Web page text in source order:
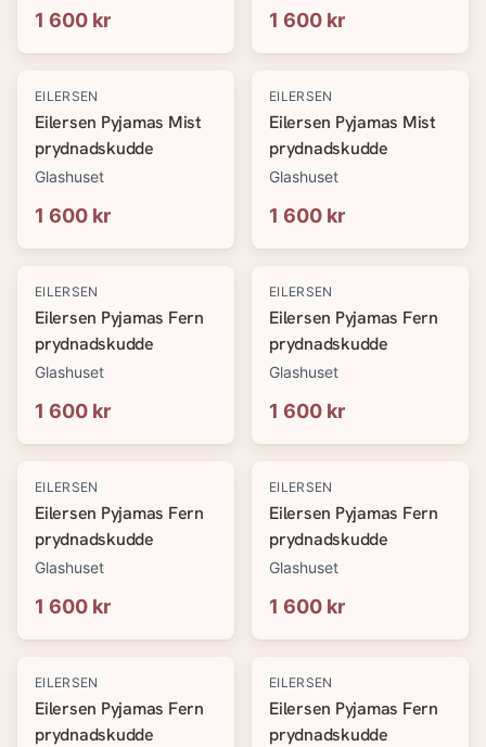
1 600 kr 1 600 kr
EILERSEN
Eilersen Pyjamas Mist
prydnadskudde
Glashuset
1 600 kr
EILERSEN
Eilersen Pyjamas Mist
prydnadskudde
Glashuset
1 600 kr
EILERSEN
Eilersen Pyjamas Fern
prydnadskudde
Glashuset
1 600 kr
EILERSEN
Eilersen Pyjamas Fern
prydnadskudde
Glashuset
1 600 kr
EILERSEN
Eilersen Pyjamas Fern
prydnadskudde
Glashuset
1 600 kr
EILERSEN
Eilersen Pyjamas Fern
prydnadskudde
Glashuset
1 600 kr
EILERSEN
Eilersen Pyjamas Fern
prydnadskudde
EILERSEN
Eilersen Pyjamas Fern
prydnadskudde